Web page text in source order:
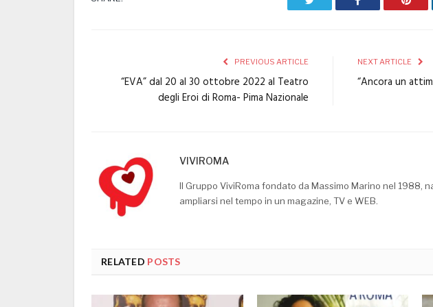
PREVIOUS ARTICLE
“EVA” dal 20 al 30 ottobre 2022 al Teatro
degli Eroi di Roma- Pima Nazionale
NEXT ARTICLE
“Ancora un
VIVIROMA
Il Gruppo ViviRoma fondato da Massimo Marino nel 1988,
ampliarsi nel tempo in un magazine, TV e WEB.
RELATED POSTS